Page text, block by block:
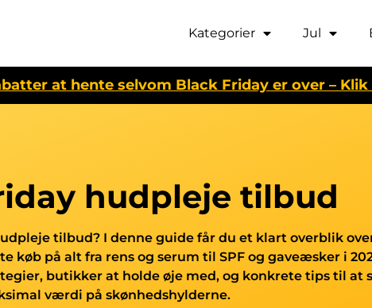
Kategorier Jul
at hente selvom Black Friday er over – Klik
hudpleje tilbud
tilbud? I denne guide får du et klart overblik
køb på alt fra rens og serum til SPF og gaveæsker i
butikker at holde øje med, og konkrete tips til at
værdi på skønhedshylderne.